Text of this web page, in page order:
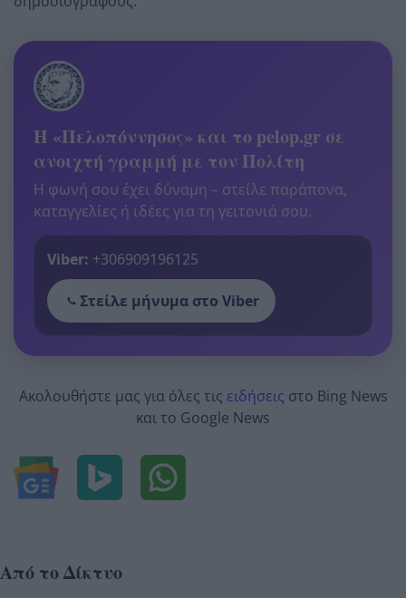
Η «Πελοπόννησος» και το pelop.gr σε
ανοιχτή γραμμή με τον Πολίτη
Η φωνή σου έχει δύναμη – στείλε παράπονα,
καταγγελίες ή ιδέες για τη γειτονιά σου.
Viber: +306909196125
Στείλε μήνυμα στο Viber
Ακολουθήστε μας για όλες τις ειδήσεις στο Bing News
και το Google News
Από το Δίκτυο